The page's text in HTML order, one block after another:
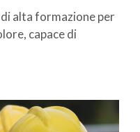
alta formazione per
capace di